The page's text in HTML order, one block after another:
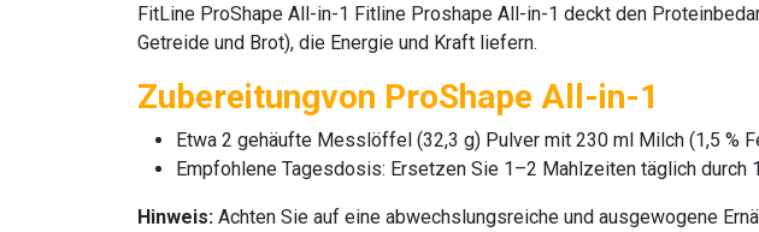
FitLine ProShape All-in-1 Fitline Proshape All-in-1 deckt den
Getreide und Brot), die Energie und Kraft liefern.
Zubereitungvon ProShape All-in-1
Etwa 2 gehäufte Messlöffel (32,3 g) Pulver mit 230 ml Milch (1,5 %
Empfohlene Tagesdosis: Ersetzen Sie 1–2 Mahlzeiten täglich durch
Hinweis: Achten Sie auf eine abwechslungsreiche und ausgewogene